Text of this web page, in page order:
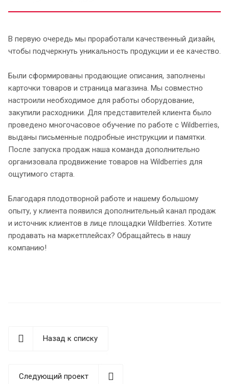
В первую очередь мы проработали качественный дизайн,
чтобы подчеркнуть уникальность продукции и ее качество.
Были сформированы продающие описания, заполнены
карточки товаров и страница магазина. Мы совместно
настроили необходимое для работы оборудование,
закупили расходники. Для представителей клиента было
проведено многочасовое обучение по работе с Wildberries,
выданы письменные подробные инструкции и памятки.
После запуска продаж наша команда дополнительно
организовала продвижение товаров на Wildberries для
ощутимого старта.
Благодаря плодотворной работе и нашему большому
опыту, у клиента появился дополнительный канал продаж
и источник клиентов в лице площадки Wildberries. Хотите
продавать на маркетплейсах? Обращайтесь в нашу
компанию!
Назад к списку
Следующий проект